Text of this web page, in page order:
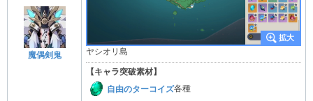
魔偶剣鬼 ヤシオリ島
【キャラ突破素材】
自由のターコイズ各種